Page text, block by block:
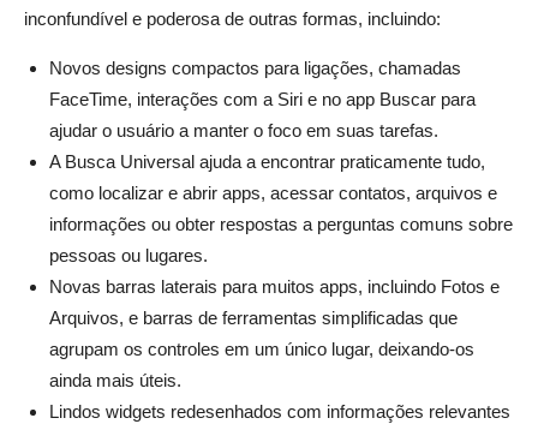
inconfundível e poderosa de outras formas, incluindo:
Novos designs compactos para ligações, chamadas
FaceTime, interações com a Siri e no app Buscar para
ajudar o usuário a manter o foco em suas tarefas.
A Busca Universal ajuda a encontrar praticamente tudo,
como localizar e abrir apps, acessar contatos, arquivos e
informações ou obter respostas a perguntas comuns sobre
pessoas ou lugares.
Novas barras laterais para muitos apps, incluindo Fotos e
Arquivos, e barras de ferramentas simplificadas que
agrupam os controles em um único lugar, deixando-os
ainda mais úteis.
Lindos widgets redesenhados com informações relevantes